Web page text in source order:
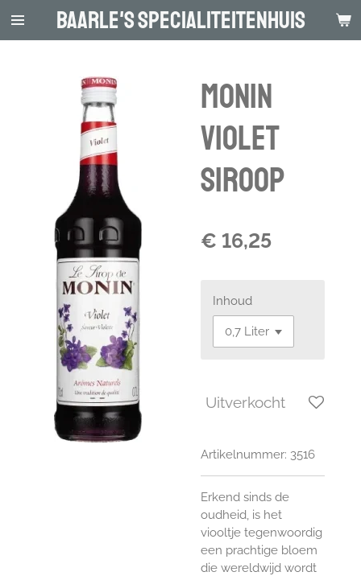
Ga
Baarle's Specialiteitenhuis
Monin
Violet
Siroop
€ 16,25
Inhoud
Uitverkocht
Artikelnummer: 3516
Erkend sinds de
oudheid, is het
viooltje tegenwoordig
een prachtige bloem
die wereldwijd wordt